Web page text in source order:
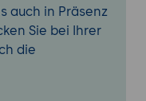
auch in Präsenz
Sie bei Ihrer
die